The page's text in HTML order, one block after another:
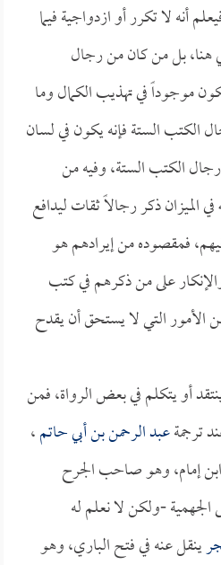
أنه لا تكرر أو ازدواجية فيما
هنا، بل من كان من رجال
موجوداً في تهذيب الكمال وما
الكتب الستة فإنه يكون في لسان
رجال الكتب الستة، وفيه من
في الميزان ذكر رجالاً ثقات ليدافع
فمقصوده من إيرادهم هو
على من ذكرهم في كتب
الأمور التي لا يستحق أن يقدح
أو يتكلم في بعض الرواة، فمن
ترجمةعبد الرحمن بن أبي حاتم،
إمام، وهو صاحب الجرح
الجهمية -ولكن لا نعلم له
ينقل عنه في فتح الباري، وهو